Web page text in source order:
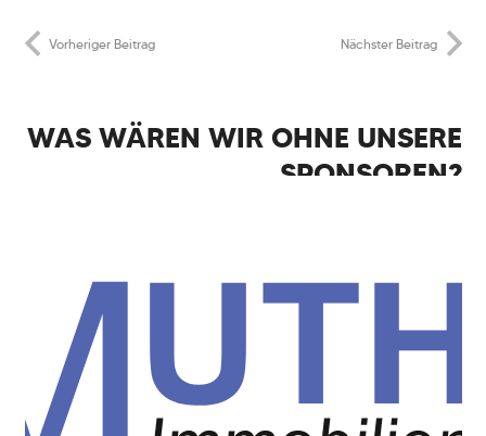
Vorheriger Beitrag Nächster Beitrag
WAS WÄREN WIR OHNE UNSERE
SPONSOREN?